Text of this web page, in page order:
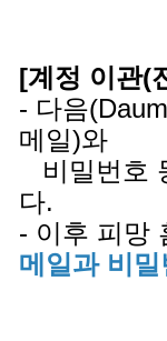
[계정 이관(
- 다음
메일)와
비밀번호
다.
- 이후 피망
메일과 비